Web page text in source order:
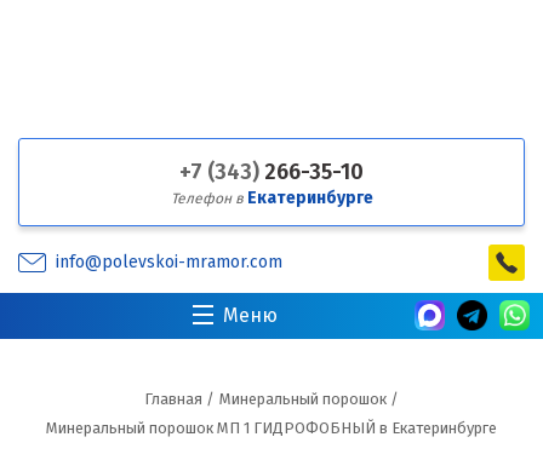
+7 (343) 266-35-10
Телефон в Екатеринбурге
info@polevskoi-mramor.com
Меню
Главная / Минеральный порошок /
Минеральный порошок МП 1 ГИДРОФОБНЫЙ в Екатеринбурге